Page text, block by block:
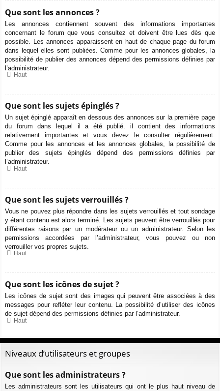
Que sont les annonces ?
Les annonces contiennent souvent des informations importantes
concernant le forum que vous consultez et doivent être lues dès que
possible. Les annonces apparaissent en haut de chaque page du forum
dans lequel elles sont publiées. Comme pour les annonces globales, la
possibilité de publier des annonces dépend des permissions définies par
l’administrateur.
Haut
Que sont les sujets épinglés ?
Un sujet épinglé apparaît en dessous des annonces sur la première page
du forum dans lequel il a été publié. il contient des informations
relativement importantes et vous devez le consulter régulièrement.
Comme pour les annonces et les annonces globales, la possibilité de
publier des sujets épinglés dépend des permissions définies par
l’administrateur.
Haut
Que sont les sujets verrouillés ?
Vous ne pouvez plus répondre dans les sujets verrouillés et tout sondage
y étant contenu est alors terminé. Les sujets peuvent être verrouillés pour
différentes raisons par un modérateur ou un administrateur. Selon les
permissions accordées par l’administrateur, vous pouvez ou non
verrouiller vos propres sujets.
Haut
Que sont les icônes de sujet ?
Les icônes de sujet sont des images qui peuvent être associées à des
messages pour refléter leur contenu. La possibilité d’utiliser des icônes
de sujet dépend des permissions définies par l’administrateur.
Haut
Niveaux d’utilisateurs et groupes
Que sont les administrateurs ?
Les administrateurs sont les utilisateurs qui ont le plus haut niveau de